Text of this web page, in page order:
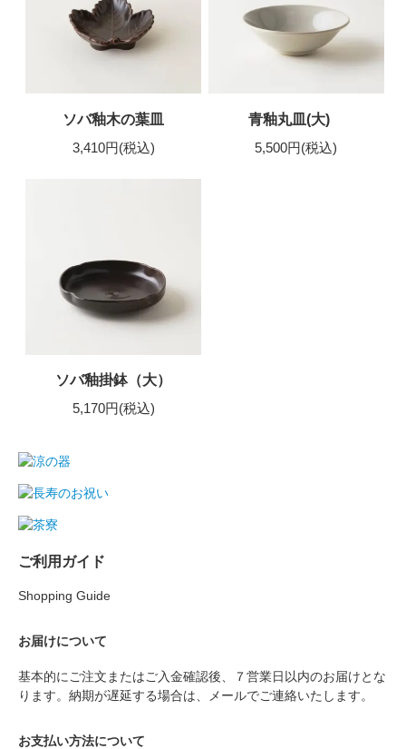
ソバ釉木の葉皿
3,410円(税込)
青釉丸皿(大)
5,500円(税込)
ソバ釉掛鉢（大）
5,170円(税込)
ご利用ガイド
Shopping Guide
お届けについて
基本的にご注文またはご入金確認後、７営業日以内のお届けとな
ります。納期が遅延する場合は、メールでご連絡いたします。
お支払い方法について